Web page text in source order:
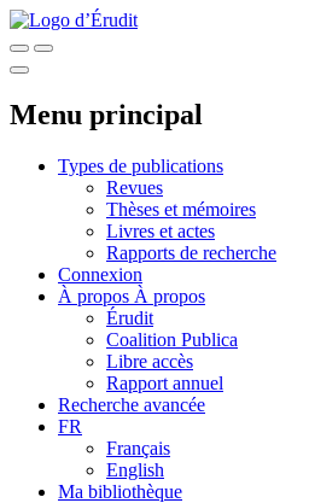
Menu principal
Types de publications
Revues
Thèses et mémoires
Livres et actes
Rapports de recherche
Connexion
À propos À propos
Érudit
Coalition Publica
Libre accès
Rapport annuel
Recherche avancée
FR
Français
English
Ma bibliothèque